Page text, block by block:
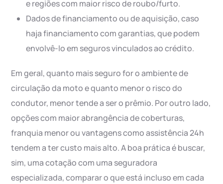
e regiões com maior risco de roubo/furto.
Dados de financiamento ou de aquisição, caso
haja financiamento com garantias, que podem
envolvê-lo em seguros vinculados ao crédito.
Em geral, quanto mais seguro for o ambiente de
circulação da moto e quanto menor o risco do
condutor, menor tende a ser o prêmio. Por outro lado,
opções com maior abrangência de coberturas,
franquia menor ou vantagens como assistência 24h
tendem a ter custo mais alto. A boa prática é buscar,
sim, uma cotação com uma seguradora
especializada, comparar o que está incluso em cada